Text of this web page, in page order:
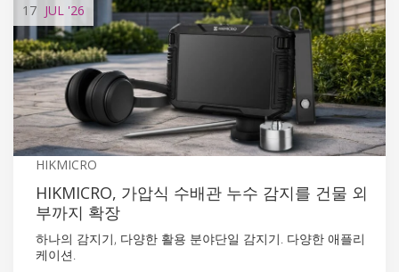
17 JUL '26
HIKMICRO
HIKMICRO, 가압식 수배관 누수 감지를 건물 외
부까지 확장
하나의 감지기, 다양한 활용 분야단일 감지기. 다양한 애플리
케이션.